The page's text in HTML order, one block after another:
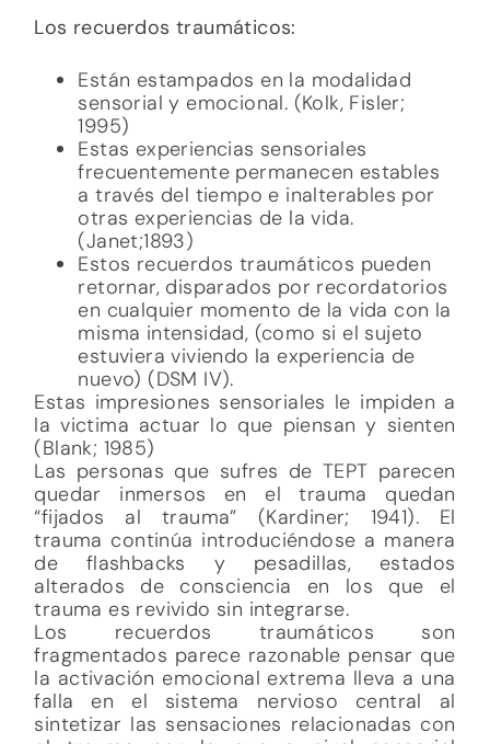
Los recuerdos traumáticos:
Están estampados en la modalidad
sensorial y emocional. (Kolk, Fisler;
1995)
Estas experiencias sensoriales
frecuentemente permanecen estables
a través del tiempo e inalterables por
otras experiencias de la vida.
(Janet;1893)
Estos recuerdos traumáticos pueden
retornar, disparados por recordatorios
en cualquier momento de la vida con la
misma intensidad, (como si el sujeto
estuviera viviendo la experiencia de
nuevo) (DSM IV).
Estas impresiones sensoriales le impiden a
la victima actuar lo que piensan y sienten
(Blank; 1985)
Las personas que sufres de TEPT parecen
quedar inmersos en el trauma quedan
“fijados al trauma” (Kardiner; 1941). El
trauma continúa introduciéndose a manera
de flashbacks y pesadillas, estados
alterados de consciencia en los que el
trauma es revivido sin integrarse.
Los recuerdos traumáticos son
fragmentados parece razonable pensar que
la activación emocional extrema lleva a una
falla en el sistema nervioso central al
sintetizar las sensaciones relacionadas con